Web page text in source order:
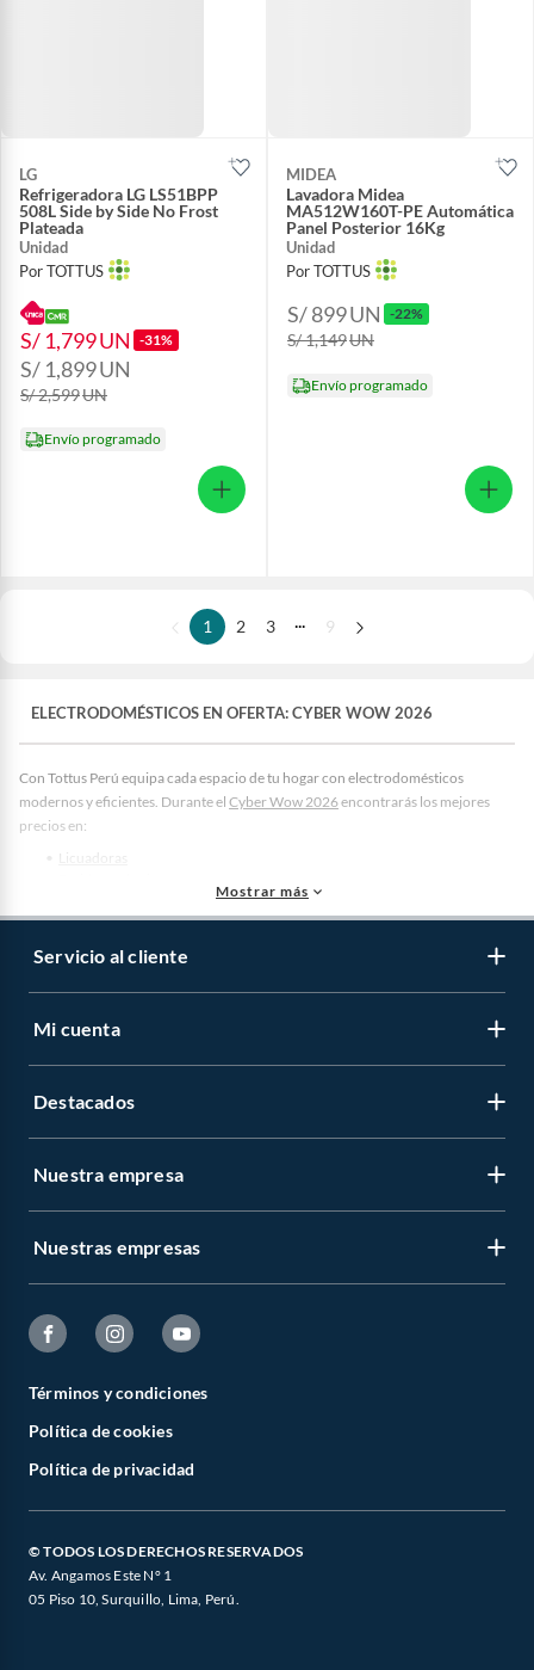
LG
Refrigeradora LG LS51BPP
508L Side by Side No Frost
Plateada
Unidad
Por TOTTUS
S/ 1,799UN -31%
S/ 1,899UN
S/ 2,599UN
Envío programado
MIDEA
Lavadora Midea
MA512W160T-PE Automática
Panel Posterior 16Kg
Unidad
Por TOTTUS
S/ 899UN -22%
S/ 1,149UN
Envío programado
1 2 3 ... 9
ELECTRODOMÉSTICOS EN OFERTA: CYBER WOW 2026
Con Tottus Perú equipa cada espacio de tu hogar con electrodomésticos
modernos y eficientes. Durante el Cyber Wow 2026encontrarás los mejores
precios en:
Licuadoras
sandwicherasy tostadoras
Cafeteras y extractores
especiales durante elCyber Wowen Tottus. Aprovecha descuentos exclusivos y
paga menos que en fechas normales. Compra online fácilmente.
Ventiladores y estufas
Mostrar más
Servicio al cliente
Mi cuenta
Destacados
Nuestra empresa
Nuestras empresas
Términos y condiciones
Política de cookies
Política de privacidad
© TODOS LOS DERECHOS RESERVADOS
Av. Angamos Este N° 1
05 Piso 10, Surquillo, Lima, Perú.